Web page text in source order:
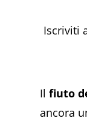
Iscriviti
Ilfiuto
ancora